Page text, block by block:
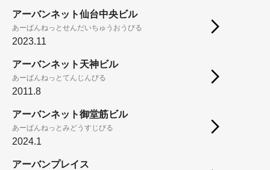
アーバンネット仙台中央ビル
あーばんねっとせんだいちゅうおうびる
2023.11
アーバンネット天神ビル
あーばんねっとてんじんびる
2011.8
アーバンネット御堂筋ビル
あーばんねっとみどうすじびる
2024.1
アーバンプレイス